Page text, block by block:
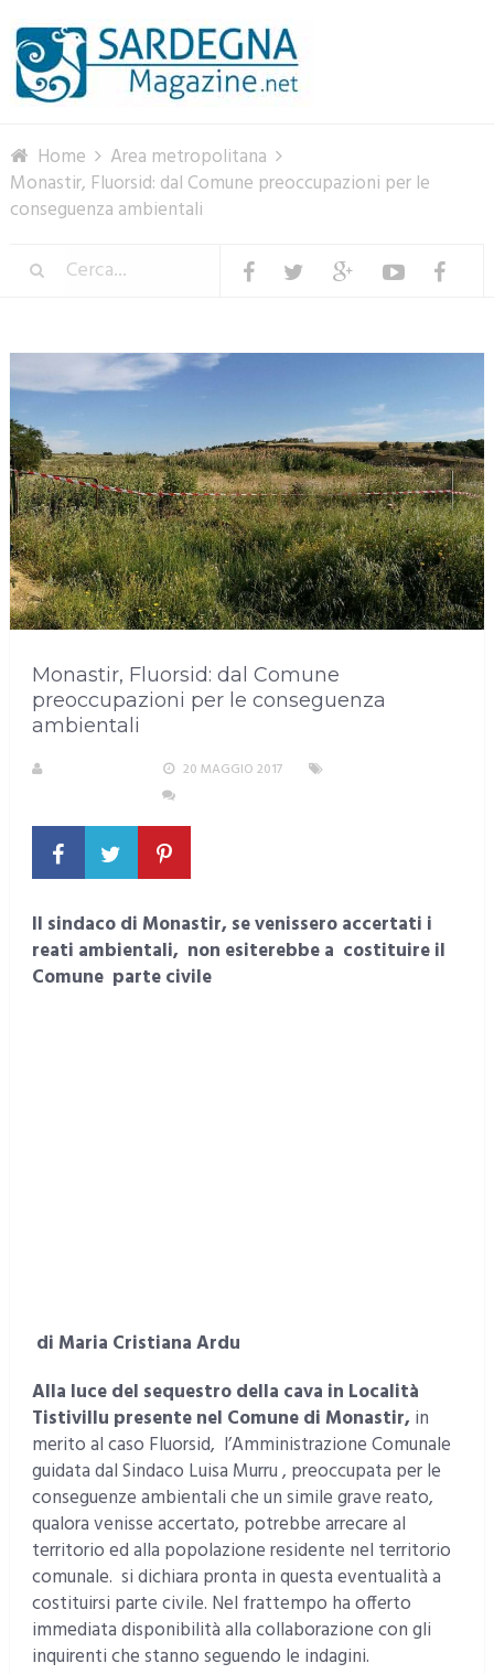
Home
Area metropolitana
Monastir, Fluorsid: dal Comune preoccupazioni per le
conseguenza ambientali
Monastir, Fluorsid: dal Comune
preoccupazioni per le conseguenza
ambientali
20 MAGGIO 2017
Il sindaco di Monastir, se venissero accertati i
reati ambientali, non esiterebbe a costituire il
Comune parte civile
di Maria Cristiana Ardu
Alla luce del sequestro della cava in Località
Tistivillu presente nel Comune di Monastir, in
merito al caso Fluorsid, l’Amministrazione Comunale
guidata dal Sindaco Luisa Murru , preoccupata per le
conseguenze ambientali che un simile grave reato,
qualora venisse accertato, potrebbe arrecare al
territorio ed alla popolazione residente nel territorio
comunale. si dichiara pronta in questa eventualità a
costituirsi parte civile. Nel frattempo ha offerto
immediata disponibilità alla collaborazione con gli
inquirenti che stanno seguendo le indagini.